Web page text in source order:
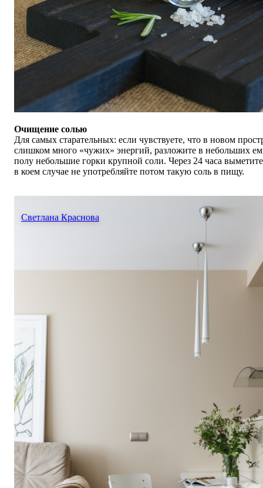
Очищение солью
Для самых старательных: если чувствуете, что в новом
слишком много «чужих» энергий, разложите в небольших
полу небольшие горки крупной соли. Через 24 часа
в коем случае не употребляйте потом такую соль в пищу.
Светлана Краснова